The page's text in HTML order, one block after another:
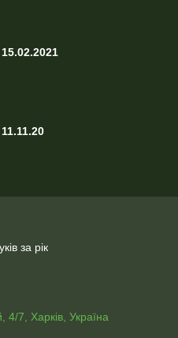
за рік
4/7, Харків, Україна